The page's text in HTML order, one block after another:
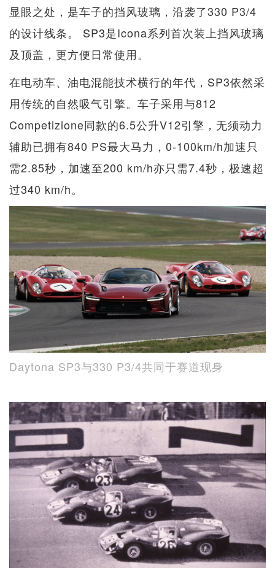
显眼之处，是车子的挡风玻璃，沿袭了330 P3/4
的设计线条。 SP3是Icona系列首次装上挡风玻璃
及顶盖，更方便日常使用。
在电动车、油电混能技术横行的年代，SP3依然采
用传统的自然吸气引擎。车子采用与812
Competizione同款的6.5公升V12引擎，无须动力
辅助已拥有840 PS最大马力，0-100km/h加速只
需2.85秒，加速至200 km/h亦只需7.4秒，极速超
过340 km/h。
Daytona SP3与330 P3/4共同于赛道现身